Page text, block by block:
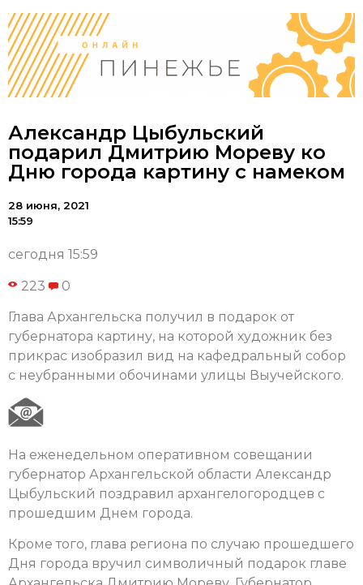
Александр Цыбульский
подарил Дмитрию Мореву ко
Дню города картину с намеком
28 июня, 2021
15:59
сегодня 15:59
223 0
Глава Архангельска получил в подарок от
губернатора картину, на которой художник без
прикрас изобразил вид на кафедральный собор
с неубранными обочинами улицы Выучейского.
На еженедельном оперативном совещании
губернатор Архангельской области Александр
Цыбульский поздравил архангелогородцев с
прошедшим Днем города.
Кроме того, глава региона по случаю прошедшего
Дня города вручил символичный подарок главе